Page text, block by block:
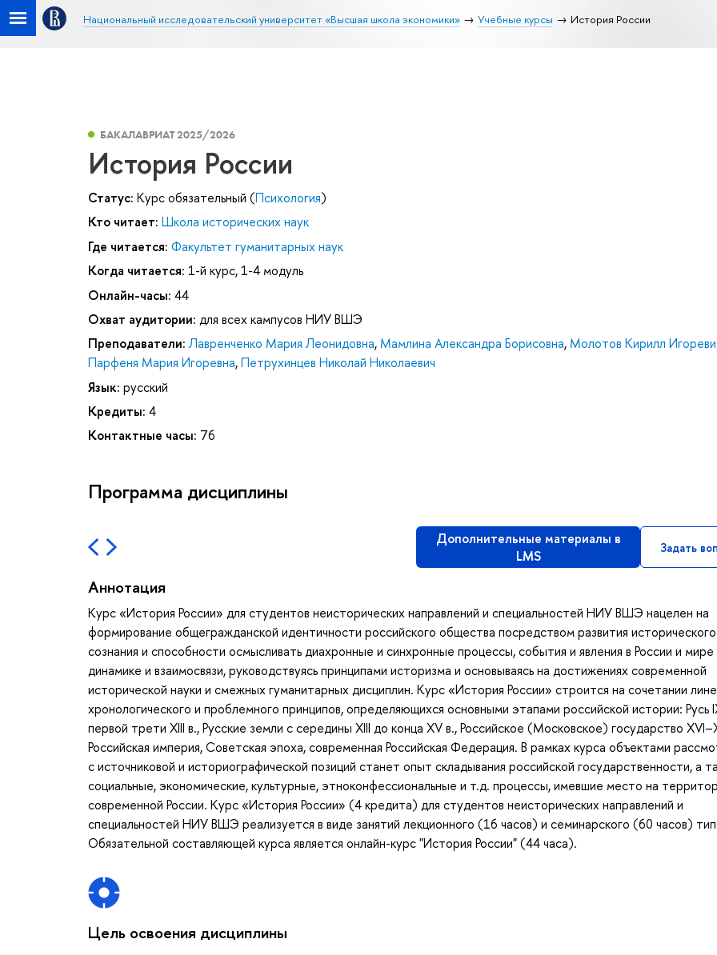
Национальный исследовательский университет «Высшая школа экономики» Учебные курсы История России
БАКАЛАВРИАТ 2025/2026
История России
Статус: Курс обязательный (Психология)
Кто читает: Школа исторических наук
Где читается: Факультет гуманитарных наук
Когда читается: 1-й курс, 1-4 модуль
Онлайн-часы: 44
Охват аудитории: для всех кампусов НИУ ВШЭ
Преподаватели: Лавренченко Мария Леонидовна, Мамлина Александра Борисовна, Молотов Кирилл
Парфеня Мария Игоревна,Петрухинцев Николай Николаевич
Язык: русский
Кредиты: 4
Контактные часы: 76
Программа дисциплины
Дополнительные материалы в
LMS
Задать
Аннотация
Курс «История России» для студентов неисторических направлений и специальностей НИУ ВШЭ нацелен на
формирование общегражданской идентичности российского общества посредством развития исторического
сознания и способности осмысливать диахронные и синхронные процессы, события и явления в России и мире
динамике и взаимосвязи, руководствуясь принципами историзма и основываясь на достижениях современной
исторической науки и смежных гуманитарных дисциплин. Курс «История России» строится на сочетании
хронологического и проблемного принципов, определяющихся основными этапами российской истории: Русь
первой трети XIII в., Русские земли с середины XIII до конца XV в., Российское (Московское) государство
Российская империя, Советская эпоха, современная Российская Федерация. В рамках курса объектами
с источниковой и историографической позиций станет опыт складывания российской государственности, а
социальные, экономические, культурные, этноконфессиональные и т.д. процессы, имевшие место на
современной России. Курс «История России» (4 кредита) для студентов неисторических направлений и
специальностей НИУ ВШЭ реализуется в виде занятий лекционного (16 часов) и семинарского (60 часов)
Обязательной составляющей курса является онлайн-курс "История России" (44 часа).
Цель освоения дисциплины